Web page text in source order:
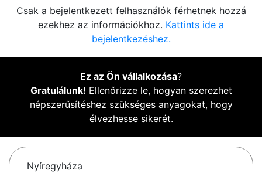
Csak a bejelentkezett felhasználók férhetnek hozzá
ezekhez az információkhoz. Kattints ide a
bejelentkezéshez.
Ez az Ön vállalkozása?
Gratulálunk! Ellenőrizze le, hogyan szerezhet
népszerűsítéshez szükséges anyagokat, hogy
élvezhesse sikerét.
Nyíregyháza